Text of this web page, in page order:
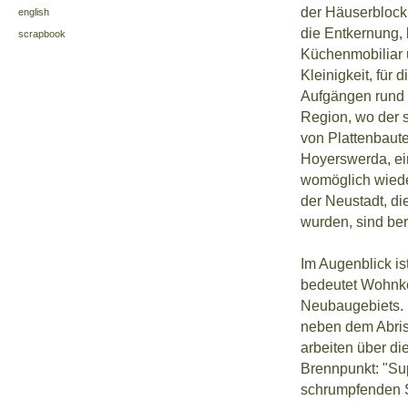
english
scrapbook
der
die Entkernung,
Küchenmobiliar
Kleinigkeit, für
Aufgängen
Region, wo der
von
Hoyerswerda,
womöglich
der Neustadt,
wurden, sind
Im Augenblick
bedeutet
neben dem
arbeiten über
Brennpunkt:
schrumpfenden